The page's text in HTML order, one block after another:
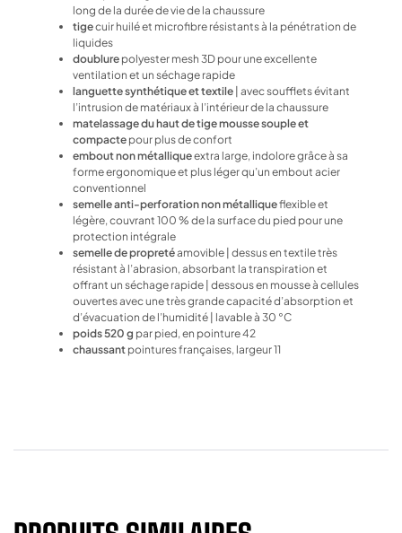
long de la durée de vie de la chaussure
tigecuir huilé et microfibre résistants à la pénétration de
liquides
doublure polyester mesh 3D pour une excellente
ventilation et un séchage rapide
languette synthétique et textile | avec soufflets évitant
l’intrusion de matériaux à l’intérieur de la chaussure
matelassage du haut de tige mousse souple et
compacte pour plus de confort
embout non métalliqueextra large, indolore grâce à sa
forme ergonomique et plus léger qu’un embout acier
conventionnel
semelle anti-perforation non métalliqueflexible et
légère, couvrant 100 % de la surface du pied pour une
protection intégrale
semelle de propretéamovible | dessus en textile très
résistant à l’abrasion, absorbant la transpiration et
offrant un séchage rapide | dessous en mousse à cellules
ouvertes avec une très grande capacité d’absorption et
d’évacuation de l’humidité | lavable à 30 °C
poids 520 g par pied, en pointure 42
chaussant pointures françaises, largeur 11